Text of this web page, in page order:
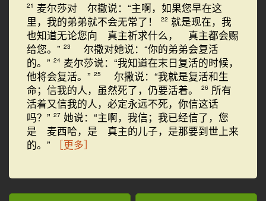
21 麦尔莎对 尔撒说：“主啊，如果您早在这
里，我的弟弟就不会无常了！
22 就是现在，我
也知道无论您向 真主祈求什么， 真主都会赐
给您。” 23
尔撒对她说：“你的弟弟会复活
的。” 24 麦尔莎说：“我知道在末日复活的时候，
他将会复活。” 25
尔撒说：“我就是复活和生
命；信我的人，虽然死了，仍要活着。
26 所有
活着又信我的人，必定永远不死，你信这话
吗？” 27 她说：“主啊，我信；我已经信了，您
是 麦西哈，是 真主的儿子，是那要到世上来
的。”
［更多］